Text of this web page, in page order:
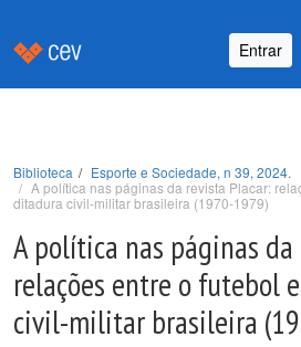
Entrar
Biblioteca
Esporte e Sociedade, n 39, 2024.
A política nas páginas da revista Placar:
ditadura civil-militar brasileira (1970-1979)
A política nas páginas
relações entre o futebol
civil-militar brasileira